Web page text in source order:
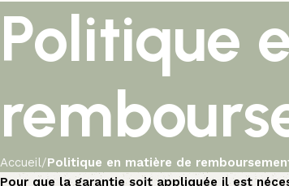
Politique
Accueil Politique en matière de
Pour que la garantie soit appliquée il est